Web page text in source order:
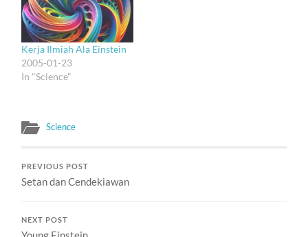
Kerja Ilmiah Ala Einstein
2005-01-23
In "Science"
Science
PREVIOUS POST
Setan dan Cendekiawan
NEXT POST